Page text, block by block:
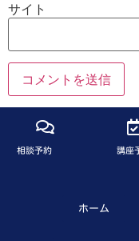
サイト
相談予約 講座
ホーム